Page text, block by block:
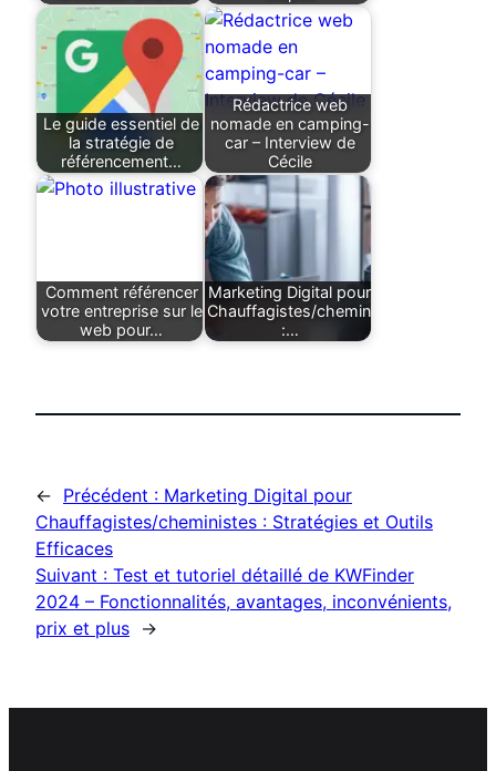
Le guide essentiel de
la stratégie de
référencement…
Rédactrice web
nomade en camping-
car – Interview de
Cécile
Comment référencer
votre entreprise sur le
web pour…
Marketing Digital pour
Chauffagistes/cheministes
:…
← Précédent : Marketing Digital pour
Chauffagistes/cheministes : Stratégies et Outils
Efficaces
Suivant : Test et tutoriel détaillé de KWFinder
2024 – Fonctionnalités, avantages, inconvénients,
prix et plus →